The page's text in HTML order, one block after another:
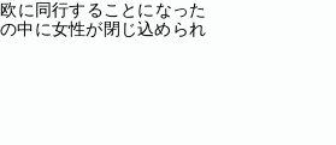
に同行することになった
中に女性が閉じ込められ